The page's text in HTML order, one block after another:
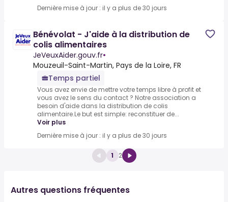
Dernière mise à jour : il y a plus de 30 jours
Bénévolat - J'aide à la distribution de
colis alimentaires
JeVeuxAider.gouv.fr•
Mouzeuil-Saint-Martin, Pays de la Loire, FR
Temps partiel
Vous avez envie de mettre votre temps libre à profit et
vous avez le sens du contact ? Notre association a
besoin d'aide dans la distribution de colis
alimentaire.Le but est simple: reconstituer de...
Voir plus
Dernière mise à jour : il y a plus de 30 jours
1 2
Autres questions fréquentes